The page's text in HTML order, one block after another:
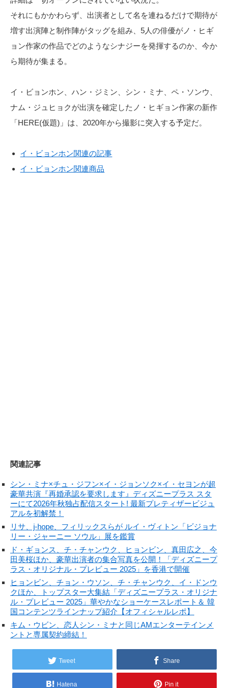
それにもかかわらず、出演者として名を連ねるだけで期待が
増す出演陣と制作陣がタッグを組み、5人の俳優がノ・ヒギ
ョン作家の作品でどのようなシナジーを発揮するのか、今か
ら期待が集まる。
イ・ビョンホン、ハン・ジミン、シン・ミナ、ペ・ソンウ、
ナム・ジュヒョクが出演を確定したノ・ヒギョン作家の新作
「HERE(仮題)」は、2020年から撮影に突入する予定だ。
イ・ビョンホン関連の記事
イ・ビョンホン関連商品
関連記事
シン・ミナ×チュ・ジフン×イ・ジョンソク×イ・セヨンが超
豪華共演『再婚承認を要求します』ディズニープラス スタ
ーにて2026年秋独占配信スタート! 最新プレティザービジュ
アルを初解禁！
リサ、j-hope、フィリックスらが ルイ・ヴィトン「ビジョナ
リー・ジャーニー ソウル」展を鑑賞
ド・ギョンス、チ・チャンウク、ヒョンビン、真田広之、今
田美桜ほか、豪華出演者の集合写真を公開！「ディズニープ
ラス・オリジナル・プレビュー 2025」を香港で開催
ヒョンビン、チョン・ウソン、チ・チャンウク、イ・ドンウ
クほか、トップスター大集結「ディズニープラス・オリジナ
ル・プレビュー 2025」華やかなショーケースレポート＆ 韓
国コンテンツラインナップ紹介【オフィシャルレポ】
キム・ウビン、恋人シン・ミナと同じAMエンターテインメ
ントと専属契約締結！
Tweet Share
Hatena Pin it